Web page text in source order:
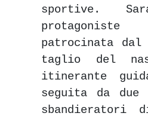
sportive.
protagoniste
patrocinata
taglio del
itinerante
seguita da
sbandieratori